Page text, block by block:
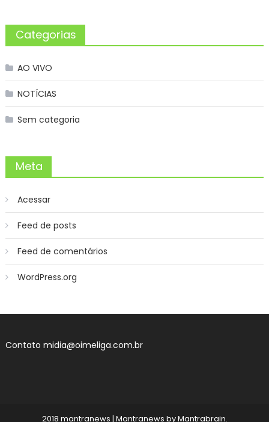
Categorias
AO VIVO
NOTÍCIAS
Sem categoria
Meta
Acessar
Feed de posts
Feed de comentários
WordPress.org
Contato midia@oimeliga.com.br
2018 mantranews | Mantranews byMantrabrain.